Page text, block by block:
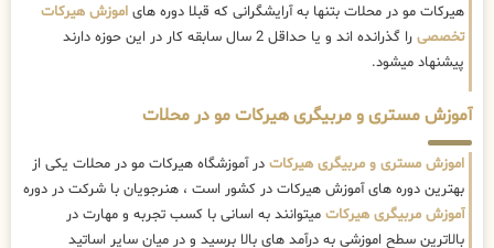
هیرکات مو در محلات بتنها به آرایشگرانی که قبلا دوره های اموزش هیرکات
تخصصی
را گذرانده اند و یا حداقل 2 سال سابقه کار در این حوزه دارند
پیشنهاد میشود.
آموزش مستری و مربیگری هیرکات مو در محلات
اموزش مستری و مربیگری هیرکات در آموزشگاه هیرکات مو در محلات یکی از
بهترین دوره های آموزش هیرکات در کشور است ، هنرجویان با شرکت در دوره
آموزش مربیگری هیرکات میتوانند به اسانی با کسب تجربه و مهارت در
بالاترین سطح اموزشی به درآمد های بالا برسید و در میان سایر اساتید